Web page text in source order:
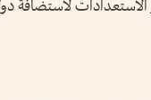
لاستضافة